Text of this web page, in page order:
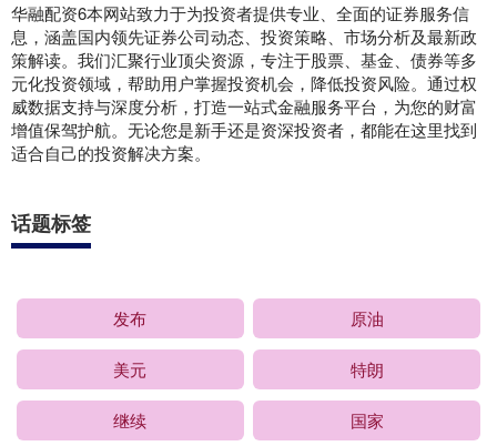
华融配资6本网站致力于为投资者提供专业、全面的证券服务信
息，涵盖国内领先证券公司动态、投资策略、市场分析及最新政
策解读。我们汇聚行业顶尖资源，专注于股票、基金、债券等多
元化投资领域，帮助用户掌握投资机会，降低投资风险。通过权
威数据支持与深度分析，打造一站式金融服务平台，为您的财富
增值保驾护航。无论您是新手还是资深投资者，都能在这里找到
适合自己的投资解决方案。
话题标签
发布 原油
美元 特朗
继续 国家